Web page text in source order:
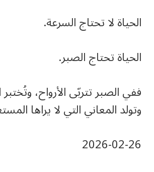
الحياة لا تحتاج السرعة.
الحياة تحتاج الصبر.
ففي الصبر تتربّى الأرواح،
وتولد المعاني التي لا يراها
‎2026-‎02-‎26